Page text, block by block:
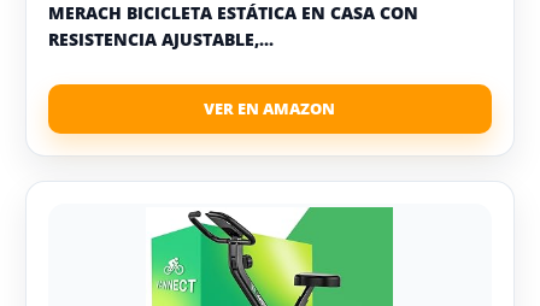
MERACH BICICLETA ESTÁTICA EN CASA CON
RESISTENCIA AJUSTABLE,...